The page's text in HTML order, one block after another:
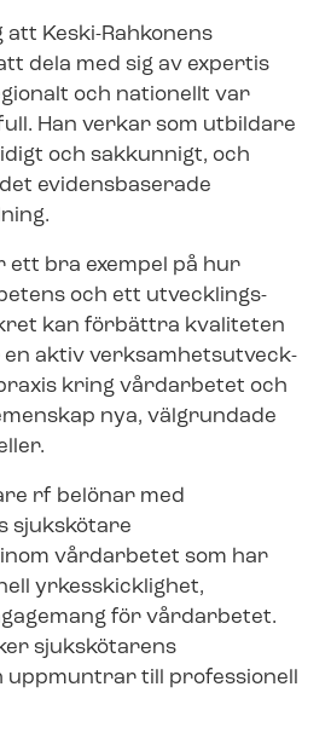
Keski-Rahkonens
dela med sig av expertis
och nationellt var
Han verkar som utbildare
och sakkunnigt, och
evidensbaserade
ett bra exempel på hur
och ett ut­veck­lings­
kan förbättra kvaliteten
en aktiv verk­sam­hets­ut­veck­
kring vårdarbetet och
nya, välgrundade
rf belönar med
sjukskötare
vårdarbetet som har
yrkesskicklighet,
för vårdarbetet.
sjukskötarens
till professionell